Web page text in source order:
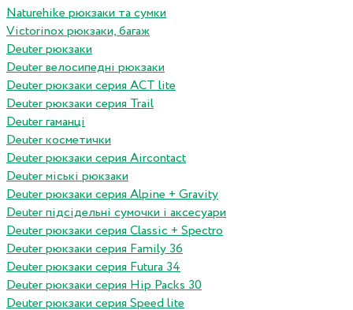
Naturehike рюкзаки та сумки
Victorinox рюкзаки, багаж
Deuter рюкзаки
Deuter велосипедні рюкзаки
Deuter рюкзаки серия ACT lite
Deuter рюкзаки серия Trail
Deuter гаманці
Deuter косметички
Deuter рюкзаки серия Aircontact
Deuter міські рюкзаки
Deuter рюкзаки серия Alpine + Gravity
Deuter підсідельні сумочки і аксесуари
Deuter рюкзаки серия Classic + Spectro
Deuter рюкзаки серия Family 36
Deuter рюкзаки серия Futura 34
Deuter рюкзаки серия Hip Packs 30
Deuter рюкзаки серия Speed lite